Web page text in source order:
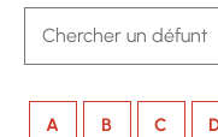
A B C